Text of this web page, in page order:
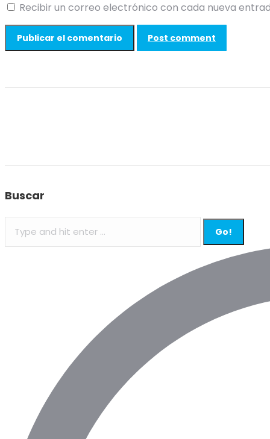
Recibir un correo electrónico con cada nueva
Post comment
Buscar